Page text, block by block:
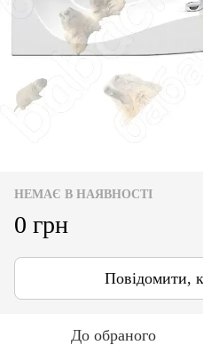
НЕМАЄ В НАЯВНОСТІ
0 грн
Повідомити,
До обраного